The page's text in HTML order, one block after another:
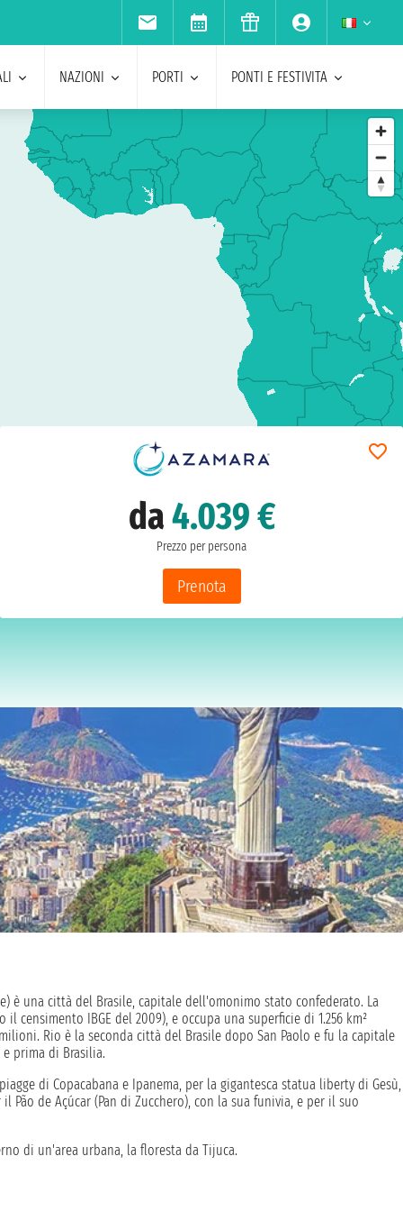
NAZIONI PORTI PONTI E FESTIVITA
da4.039 €
Prezzo per persona
Prenota
è una città del Brasile, capitale dell'omonimo stato confederato. La
censimento IBGE del 2009), e occupa una superficie di 1.256 km²
Rio è la seconda città del Brasile dopo San Paolo e fu la capitale
prima di Brasilia.
di Copacabana e Ipanema, per la gigantesca statua liberty di Gesù,
de Açúcar (Pan di Zucchero), con la sua funivia, e per il suo
di un'area urbana, la floresta da Tijuca.